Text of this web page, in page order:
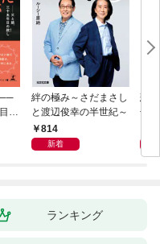
の
絆の極み～さだまさし
と渡辺俊幸の半世紀～
814
新着
悲
子
ランキング